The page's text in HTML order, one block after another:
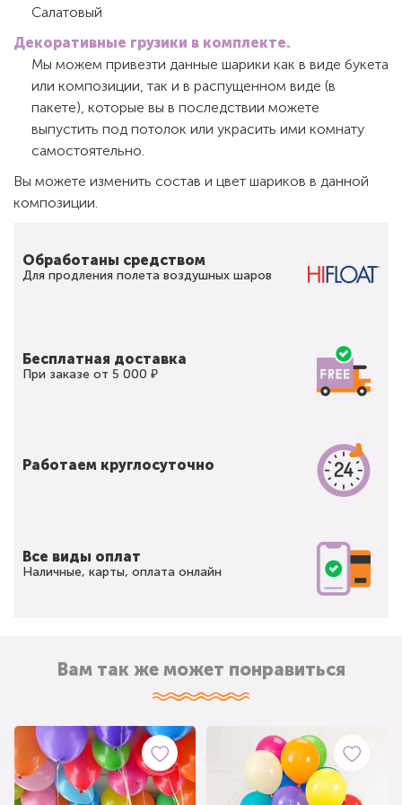
Салатовый
Декоративные грузики в комплекте.
Мы можем привезти данные шарики как в виде букета
или композиции, так и в распущенном виде (в
пакете), которые вы в последствии можете
выпустить под потолок или украсить ими комнату
самостоятельно.
Вы можете изменить состав и цвет шариков в данной
композиции.
Обработаны средством
Для продления полета воздушных шаров
Бесплатная доставка
При заказе от 5 000 ₽
Работаем круглосуточно
Все виды оплат
Наличные, карты, оплата онлайн
Вам так же может понравиться